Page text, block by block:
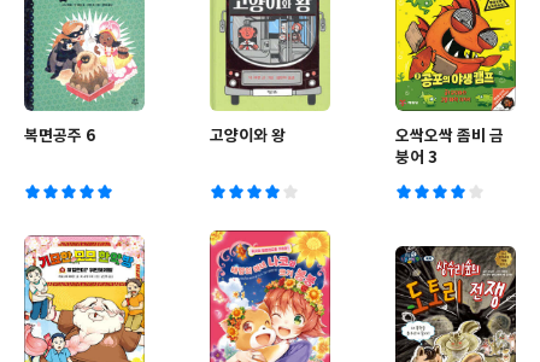
복면공주 6 고양이와 왕
오싹오싹 좀비 금
붕어 3